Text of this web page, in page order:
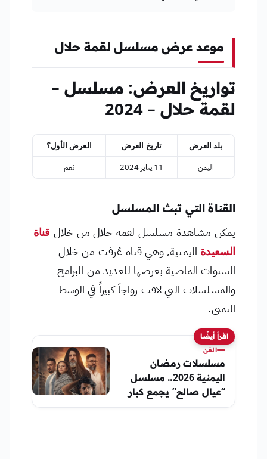
موعد عرض مسلسل لقمة حلال
تواريخ العرض: مسلسل –
لقمة حلال – 2024
بلد العرض تاريخ العرض
العرض الأول؟
اليمن
11 يناير 2024 نعم
القناة التي تبث المسلسل
يمكن مشاهدة مسلسل لقمة حلال من خلال قناة
السعيدة اليمنية, وهي قناة عُرفت من خلال
السنوات الماضية بعرضها للعديد من البرامج
والمسلسلات التي لاقت رواجاَ كبيراً في الوسط
اليمني.
اقرأ أيضًا
الفن
مسلسلات رمضان
اليمنية 2026.. مسلسل
“عيال صالح” يجمع كبار
نجوم الدراما (تفاصيل)